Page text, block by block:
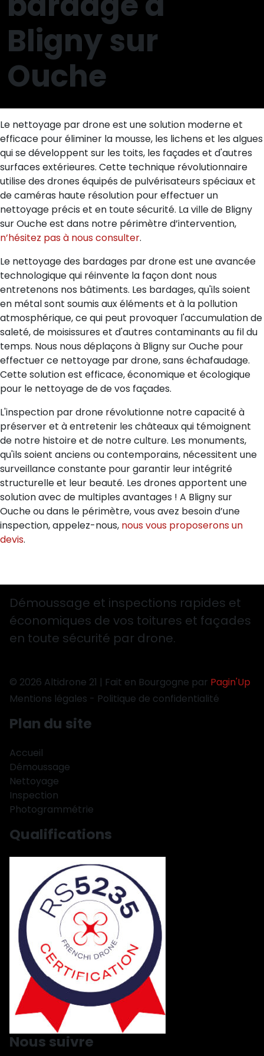
Bligny sur
Ouche
Le nettoyage par drone est une solution moderne et
efficace pour éliminer la mousse, les lichens et les algues
qui se développent sur les toits, les façades et d'autres
surfaces extérieures. Cette technique révolutionnaire
utilise des drones équipés de pulvérisateurs spéciaux et
de caméras haute résolution pour effectuer un
nettoyage précis et en toute sécurité. La ville de Bligny
sur Ouche est dans notre périmètre d’intervention,
n’hésitez pas à nous consulter.
Le nettoyage des bardages par drone est une avancée
technologique qui réinvente la façon dont nous
entretenons nos bâtiments. Les bardages, qu'ils soient
en métal sont soumis aux éléments et à la pollution
atmosphérique, ce qui peut provoquer l'accumulation de
saleté, de moisissures et d'autres contaminants au fil du
temps. Nous nous déplaçons à Bligny sur Ouche pour
effectuer ce nettoyage par drone, sans échafaudage.
Cette solution est efficace, économique et écologique
pour le nettoyage de de vos façades.
L'inspection par drone révolutionne notre capacité à
préserver et à entretenir les châteaux qui témoignent
de notre histoire et de notre culture. Les monuments,
qu'ils soient anciens ou contemporains, nécessitent une
surveillance constante pour garantir leur intégrité
structurelle et leur beauté. Les drones apportent une
solution avec de multiples avantages ! A Bligny sur
Ouche ou dans le périmètre, vous avez besoin d’une
inspection, appelez-nous, nous vous proposerons un
devis.
Démoussage et inspections rapides et
économiques de vos toitures et façades
en toute sécurité par drone.
© 2026 Altidrone 21 | Fait en Bourgogne par Pagin'Up
Mentions légales - Politique de confidentialité
Plan du site
Accueil
Démoussage
Nettoyage
Inspection
Photogrammétrie
Qualifications
Nous suivre